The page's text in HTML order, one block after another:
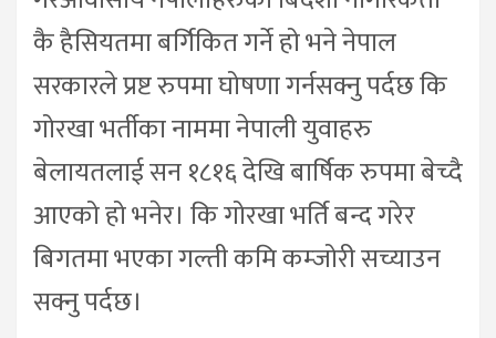
कै हैसियतमा बर्गिकित गर्ने हो भने नेपाल
सरकारले प्रष्ट रुपमा घोषणा गर्नसक्नु पर्दछ कि
गोरखा भर्तीका नाममा नेपाली युवाहरु
बेलायतलाई सन १८१६ देखि बार्षिक रुपमा बेच्दै
आएको हो भनेर। कि गोरखा भर्ति बन्द गरेर
बिगतमा भएका गल्ती कमि कम्जोरी सच्याउन
सक्नु पर्दछ।